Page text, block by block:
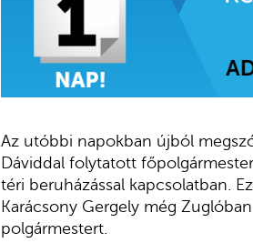
Az utóbbi napokban újból
Dáviddal folytatott
téri beruházással kapcsolatban.
Karácsony Gergely még
polgármestert.